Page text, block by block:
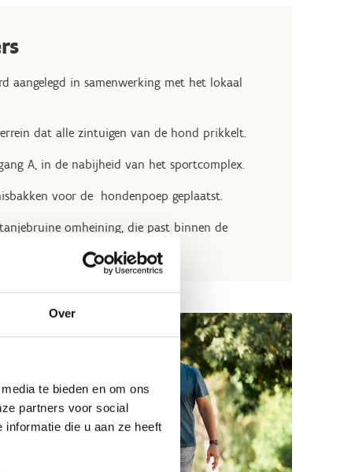
Over
te bieden en om ons
partners voor social
die u aan ze heeft
aangelegd in samenwerking met het lokaal
dat alle zintuigen van de hond prikkelt.
A, in de nabijheid van het sportcomplex.
voor de hondenpoep geplaatst.
omheining, die past binnen de